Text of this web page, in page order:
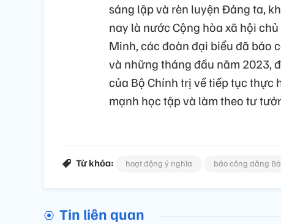
sáng lập và rèn luyện Đảng ta,
nay là nước Cộng hòa xã hội
Minh, các đoàn đại biểu đã báo
và những tháng đầu năm 2023,
của Bộ Chính trị về tiếp tục thực
mạnh học tập và làm theo tư
Từ khóa: hoạt động ý nghĩa báo công dâng
Tin liên quan